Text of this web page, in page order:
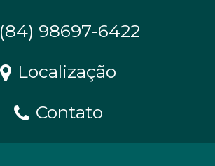
(84) 98697-6422
Localização
Contato